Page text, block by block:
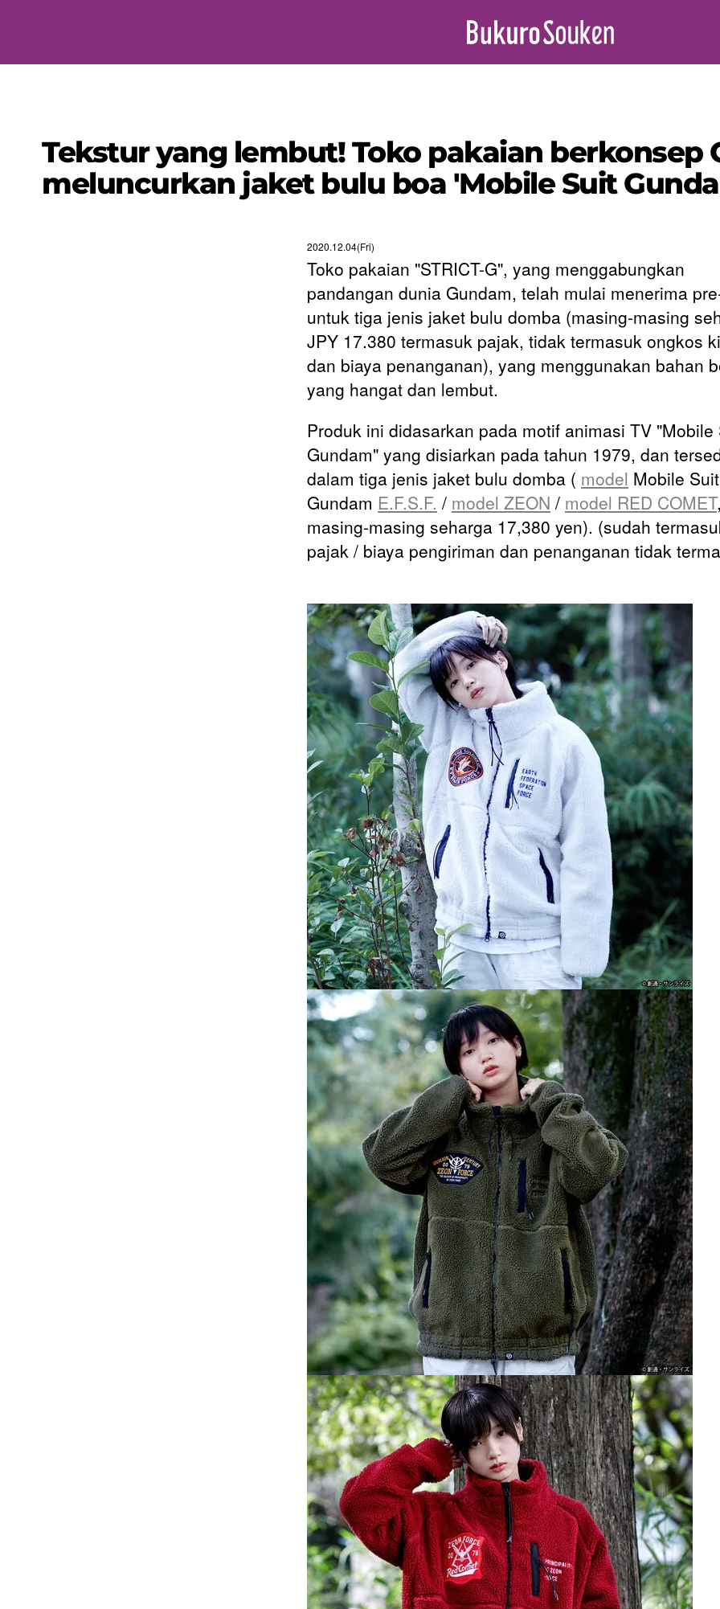
Tekstur yang lembut! Toko pakaian berkonsep
meluncurkan jaket bulu boa 'Mobile Suit
2020.12.04(Fri)
Toko pakaian "STRICT-G", yang menggabungkan
pandangan dunia Gundam, telah mulai menerima
untuk tiga jenis jaket bulu domba (masing-masing
JPY 17.380 termasuk pajak, tidak termasuk ongkos
dan biaya penanganan), yang menggunakan bahan
yang hangat dan lembut.
Produk ini didasarkan pada motif animasi TV "Mobile
Gundam" yang disiarkan pada tahun 1979, dan
dalam tiga jenis jaket bulu domba ( model Mobile Suit
Gundam E.F.S.F. / model ZEON / model RED COMET
masing-masing seharga 17,380 yen). (sudah
pajak / biaya pengiriman dan penanganan tidak